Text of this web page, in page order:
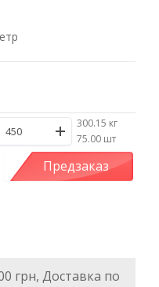
300.15 кг
/75.00 шт
Предзаказ
грн, Доставка по